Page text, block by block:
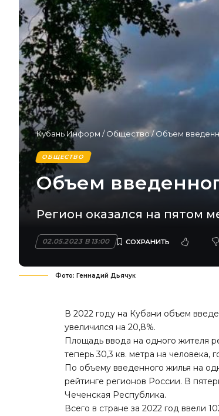
Кубань Информ /Общество/Объем
ОБЩЕСТВО
Объем
Регион оказался на пятом
02.05.2023 В 13:00
Фото: Геннадий Дьячук
В 2022 году на Кубани объем
увеличился на 20,8%.
Площадь ввода на одного жителя
теперь 30,3 кв. метра на человека,
По объему введенного жилья на
рейтинге регионов России. В
Чеченская Республика.
Всего в стране за 2022 год ввели